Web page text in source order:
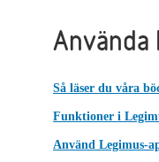
Använda
Så läser du våra
Funktioner i
Använd Legimus-